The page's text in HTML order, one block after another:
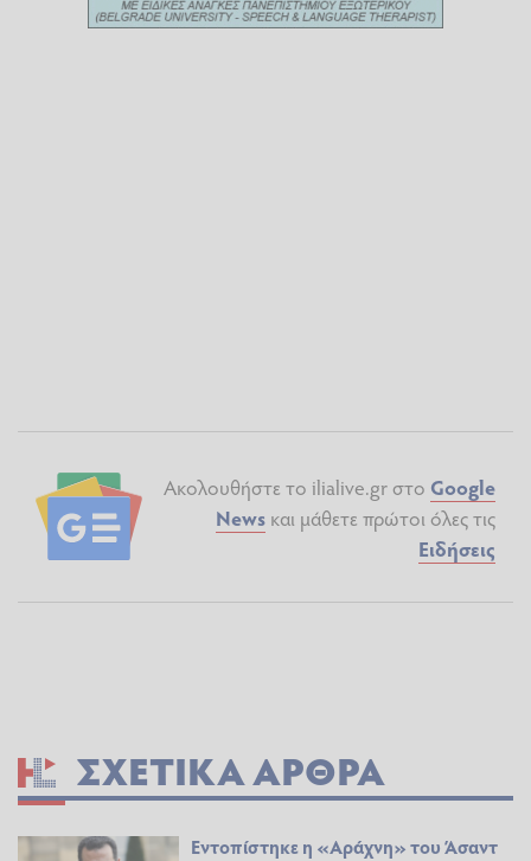
Ακολουθήστε το ilialive.gr στο Google
News και μάθετε πρώτοι όλες τις
Ειδήσεις
ΣΧΕΤΙΚΆ ΆΡΘΡΑ
Εντοπίστηκε η «Αράχνη» του Άσαντ